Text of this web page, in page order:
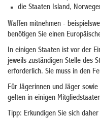
die Staaten Island,
Waffen mitnehmen -
benötigen Sie einen
In einigen Staaten ist vor der
jeweils zuständigen Stelle des
erforderlich. Sie muss in den
Für Jägerinnen und Jäger
gelten in einigen
Tipp: Erkundigen Sie sich